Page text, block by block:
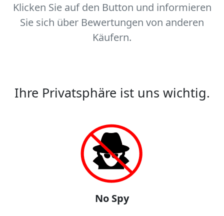
Klicken Sie auf den Button und informieren
Sie sich über Bewertungen von anderen
Käufern.
Ihre Privatsphäre ist uns wichtig.
No Spy